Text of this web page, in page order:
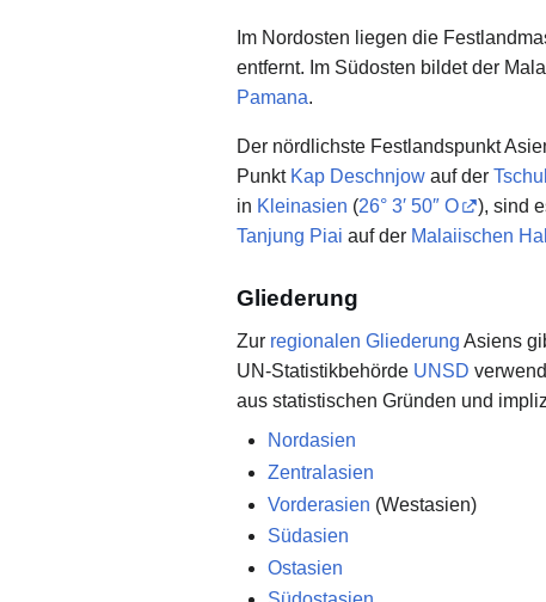
Im Nordosten liegen die
entfernt. Im Südosten bildet der
Pamana.
Der nördlichste Festlandspunkt
Punkt Kap Deschnjow auf der
in Kleinasien (26° 3′ 50″ O
), sind
Tanjung Piai auf der Malaiischen
Gliederung
Zur regionalen Gliederung Asiens
UN-Statistikbehörde UNSD
aus statistischen Gründen und
Nordasien
Zentralasien
Vorderasien (Westasien)
Südasien
Ostasien